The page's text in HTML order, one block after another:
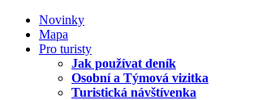
Novinky
Mapa
Pro turisty
Jak používat deník
Osobní a Týmová vizitka
Turistická návštívenka